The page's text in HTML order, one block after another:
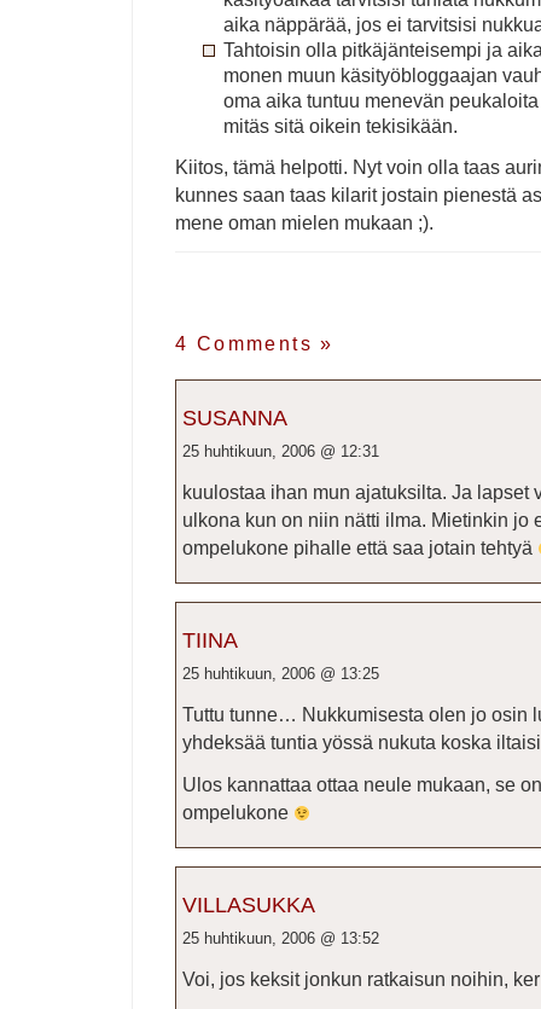
aika näppärää, jos ei tarvitsisi
Tahtoisin olla pitkäjänteisempi ja
monen muun käsityöbloggaajan
oma aika tuntuu menevän
mitäs sitä oikein tekisikään.
Kiitos, tämä helpotti. Nyt voin olla taas
kunnes saan taas kilarit jostain pienestä
mene oman mielen mukaan ;).
4 Comments»
SUSANNA
25 huhtikuun, 2006 @ 12:31
kuulostaa ihan mun ajatuksilta. Ja lapset
ulkona kun on niin nätti ilma. Mietinkin jo
ompelukone pihalle että saa jotain tehtyä
TIINA
25 huhtikuun, 2006 @ 13:25
Tuttu tunne… Nukkumisesta olen jo osin
yhdeksää tuntia yössä nukuta koska
Ulos kannattaa ottaa neule mukaan, se
ompelukone
VILLASUKKA
25 huhtikuun, 2006 @ 13:52
Voi, jos keksit jonkun ratkaisun noihin,